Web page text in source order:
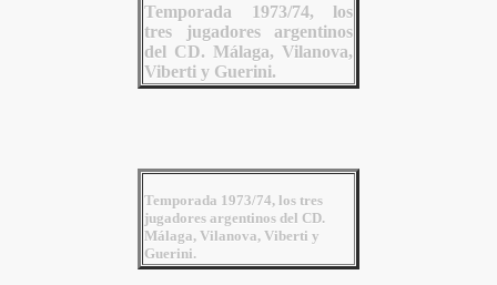
Temporada 1973/74, los
tres jugadores argentinos
del CD. Málaga, Vilanova,
Viberti y Guerini.
Temporada 1973/74, los tres
jugadores argentinos del CD.
Málaga, Vilanova, Viberti y
Guerini.